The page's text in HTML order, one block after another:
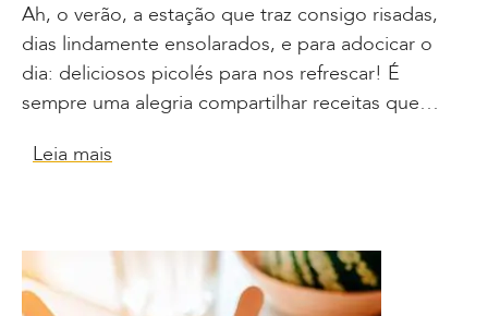
Ah, o verão, a estação que traz consigo risadas,
dias lindamente ensolarados, e para adocicar o
dia: deliciosos picolés para nos refrescar! É
sempre uma alegria compartilhar receitas que…
Leia mais